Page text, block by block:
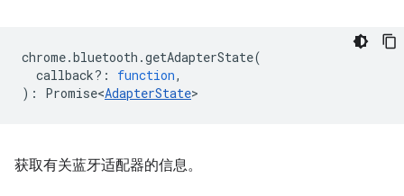
chrome.bluetooth .getAdapterState(
callback? : function,
) : Promise<AdapterState>
获取有关蓝牙适配器的信息。